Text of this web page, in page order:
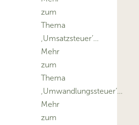
zum
Thema
‚Umsatzsteuer’…
Mehr
zum
Thema
‚Umwandlungssteuer’…
Mehr
zum